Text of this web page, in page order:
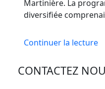
Martinière. La
diversifiée
Continuer la lecture
CONTACTEZ